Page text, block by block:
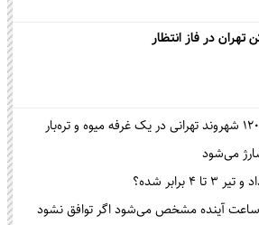
تهران در فاز انتظار
می‌شود
شده؟
وضعیت ایران ظرف ۴۸ ساعت آینده مشخص می‌شود اگر توافق نشود